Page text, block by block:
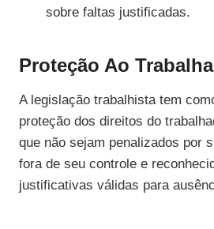
sobre faltas justificadas.
Proteção Ao
A legislação trabalhista tem
proteção dos direitos do
que não sejam penalizados por
fora de seu controle e
justificativas válidas para